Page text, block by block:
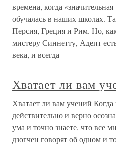
времена, когда
обучалась в наших школах.
Персия, Греция и Рим. Но,
мистеру Синнетту, Адепт
века, и всегда
Хватает ли вам
Хватает ли вам учений
действительно и верно
ума и точно знаете, что все
дзогчен говорят об одном и